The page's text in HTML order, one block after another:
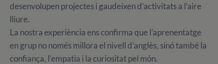
desenvolupen projectes i gaudeixen d’activitats a l’aire
lliure.
La nostra experiència ens confirma que l’aprenentatge
en grup no només millora el nivell d’anglès, sinó també la
confiança, l’empatia i la curiositat pel món.